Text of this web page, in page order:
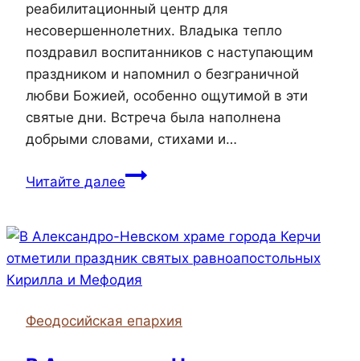
реабилитационный центр для
несовершеннолетних. Владыка тепло
поздравил воспитанников с наступающим
праздником и напомнил о безграничной
любви Божией, особенно ощутимой в эти
святые дни. Встреча была наполнена
добрыми словами, стихами и…
Читайте далееЕпископ
детей
Межрегионального
социально-
центра
Феодосийская епархия